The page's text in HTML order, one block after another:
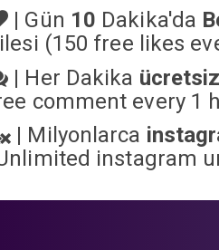
| Gün 10 Dakika'da
(150 free likes
| Her Dakika
comment every 1
| Milyonlarca
instagram